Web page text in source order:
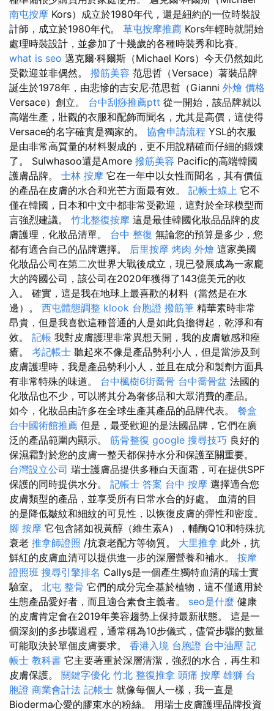
南屯按摩 Kors）成立於1980年代，還是紐約的一位時裝設
計師，成立於1980年代。 草屯按摩推薦 Kors年輕時就開始
處理時裝設計，並參加了十幾歲的各種時裝秀和比賽。
what is seo 邁克爾·科爾斯（Michael Kors）今天仍然如此
受歡迎並非偶然。 撥筋美容 范思哲（Versace）著裝品牌
誕生於1978年，由悲慘的吉安尼·范思哲（Gianni 外燴 價格
Versace）創立。 台中刮痧推薦ptt 從一開始，該品牌就以
高端生產，壯觀的衣服和配飾而聞名，尤其是高價，這使得
Versace的名字確實是獨家的。 協會申請流程 YSL的衣服
是由非常高質量的材料製成的，更不用說精確而仔細的鍛煉
了。 Sulwhasoo還是Amore 撥筋美容 Pacific的高端韓國
護膚品牌。 士林 按摩 它在一年中以女性而聞名，其有價值
的產品在皮膚的水合和光芒方面最有效。 記帳士線上 它不
僅在韓國，日本和中文中都非常受歡迎，這對於全球模型而
言強烈建議。 竹北整復按摩 這是最佳韓國化妝品品牌的皮
膚護理，化妝品清單。 台中 整復 無論您的預算是多少，您
都有適合自己的品牌選擇。 后里按摩 烤肉 外燴 這家美國
化妝品公司在第二次世界大戰後成立，現已發展成為一家龐
大的跨國公司，該公司在2020年獲得了143億美元的收
入。 確實，這是我在地球上最喜歡的材料（當然是在水
邊）。 西屯體態調整 klook 台胞證 撥筋筆 精華素時非常
昂貴，但是我喜歡這種普通的人是如此負擔得起，乾淨和有
效。 記帳 我對皮膚護理非常異想天開，我的皮膚敏感和痤
瘡。 考記帳士 聽起來不像是產品勢利小人，但是當涉及到
皮膚護理時，我是產品勢利小人，並且在成分和製劑方面具
有非常特殊的味道。 台中楓樹6街喬骨 台中喬骨盆 法國的
化妝品也不少，可以將其分為奢侈品和大眾消費的產品。
如今，化妝品由許多在全球生產其產品的品牌代表。 餐盒
台中國術館推薦 但是，最受歡迎的是法國品牌，它們在廣
泛的產品範圍內顯示。 筋骨整復 google 搜尋技巧 良好的
保濕霜對於您的皮膚一整天都保持水分和保護至關重要。
台灣設立公司 瑞士護膚品提供多種白天面霜，可在提供SPF
保護的同時提供水分。 記帳士 答案 台中 按摩 選擇適合您
皮膚類型的產品，並享受所有日常水合的好處。 血清的目
的是降低皺紋和細紋的可見性，以恢復皮膚的彈性和密度。
腳 按摩 它包含諸如視黃醇（維生素A），輔酶Q10和特殊抗
衰老 推拿師證照 /抗衰老配方等物質。 大里推拿 此外，抗
鮮紅的皮膚血清可以提供進一步的深層營養和補水。 按摩
證照班 搜尋引擎排名 Callys是一個產生獨特血清的瑞士實
驗室。 北屯 整骨 它們的成分完全基於植物，這不僅適用於
生態產品愛好者，而且適合素食主義者。 seo是什麼 健康
的皮膚肯定會在2019年美容趨勢上保持最新狀態。 這是一
個深刻的多步驟過程，通常稱為10步儀式，儘管步驟的數量
可能取決於單個皮膚要求。 香港入境 台胞證 台中油壓 記
帳士 教科書 它主要著重於深層清潔，強烈的水合，再生和
皮膚保護。 關鍵字優化 竹北 整復推拿 頭痛 按摩 雄獅 台
胞證 商業會計法 記帳士 就像每個人一樣，我一直是
Bioderma心愛的膠束水的粉絲。 用瑞士皮膚護理品牌投資